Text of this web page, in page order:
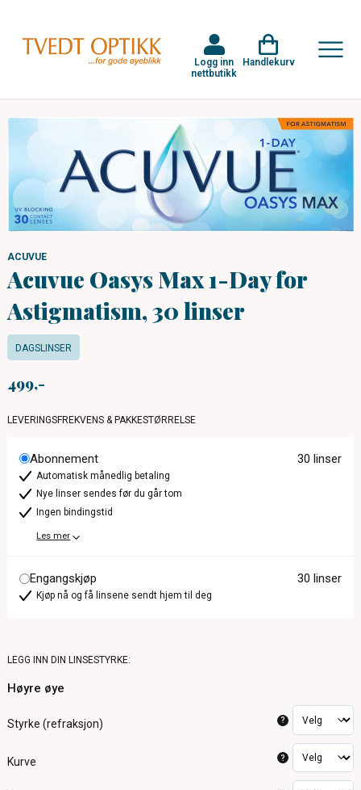
Logg inn
nettbutikk
Handlekurv
ACUVUE
Acuvue Oasys Max 1-Day for
Astigmatism, 30 linser
DAGSLINSER
499
LEVERINGSFREKVENS & PAKKESTØRRELSE
Abonnement 30 linser
Automatisk månedlig betaling
Nye linser sendes før du går tom
Ingen bindingstid
Les mer
Engangskjøp 30 linser
Kjøp nå og få linsene sendt hjem til deg
LEGG INN DIN LINSESTYRKE:
Høyre øye
Styrke (refraksjon) ?
Kurve ?